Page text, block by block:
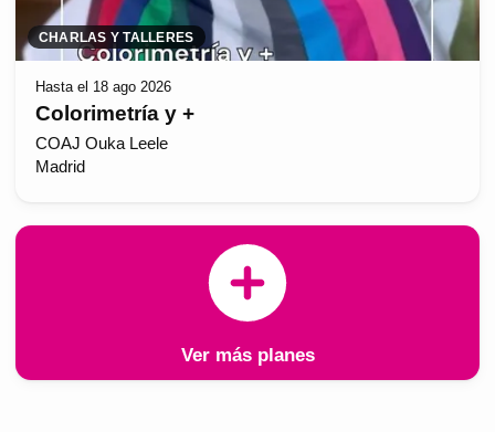
CHARLAS Y TALLERES
Hasta el 18 ago 2026
Colorimetría y +
COAJ Ouka Leele
Madrid
Ver más planes